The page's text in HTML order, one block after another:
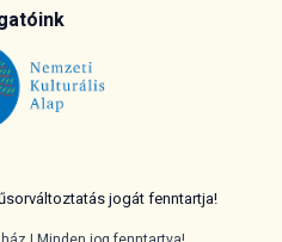
jogát fenntartja!